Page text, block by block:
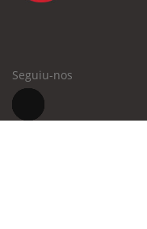
Seguiu-nos